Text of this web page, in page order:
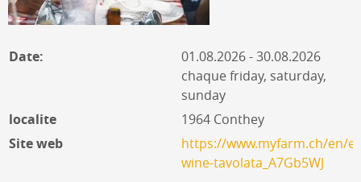
Date:
01.08.2026 - 30.08.2026
chaque friday, saturday,
sunday
localite
1964 Conthey
Site web
https://www.myfarm.ch/en/
wine-tavolata_A7Gb5WJ